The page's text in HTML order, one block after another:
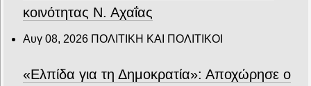
κοινότητας Ν. Αχαΐας
Αυγ 08, 2026 ΠΟΛΙΤΙΚΗ ΚΑΙ ΠΟΛΙΤΙΚΟΙ
«Ελπίδα για τη Δημοκρατία»: Αποχώρησε ο